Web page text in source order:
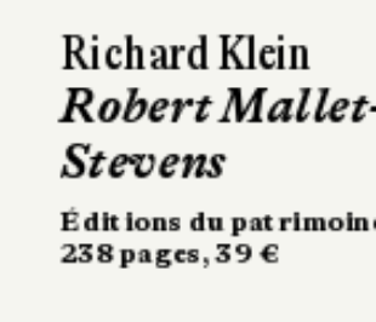
David Peace
Munichs
Rivages
570 pages, 24,90 €